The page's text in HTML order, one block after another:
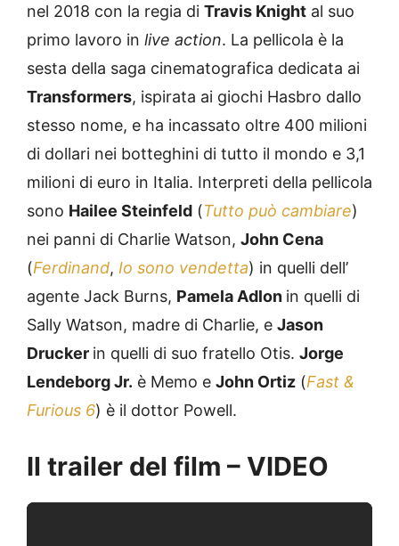
nel 2018 con la regia di Travis Knight al suo
primo lavoro in live action. La pellicola è la
sesta della saga cinematografica dedicata ai
Transformers, ispirata ai giochi Hasbro dallo
stesso nome, e ha incassato oltre 400 milioni
di dollari nei botteghini di tutto il mondo e 3,1
milioni di euro in Italia. Interpreti della pellicola
sono Hailee Steinfeld (Tutto può cambiare)
nei panni di Charlie Watson, John Cena
(Ferdinand, Io sono vendetta) in quelli dell’
agente Jack Burns, Pamela Adlon in quelli di
Sally Watson, madre di Charlie, e Jason
Drucker in quelli di suo fratello Otis. Jorge
Lendeborg Jr. è Memo e John Ortiz (Fast &
Furious 6) è il dottor Powell.
Il trailer del film – VIDEO